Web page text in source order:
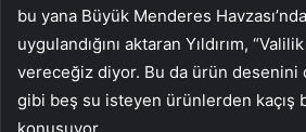
bu yana Büyük Menderes Havzası’nda
uygulandığını aktaran Yıldırım,
vereceğiz diyor. Bu da ürün desenini
gibi beş su isteyen ürünlerden kaçış